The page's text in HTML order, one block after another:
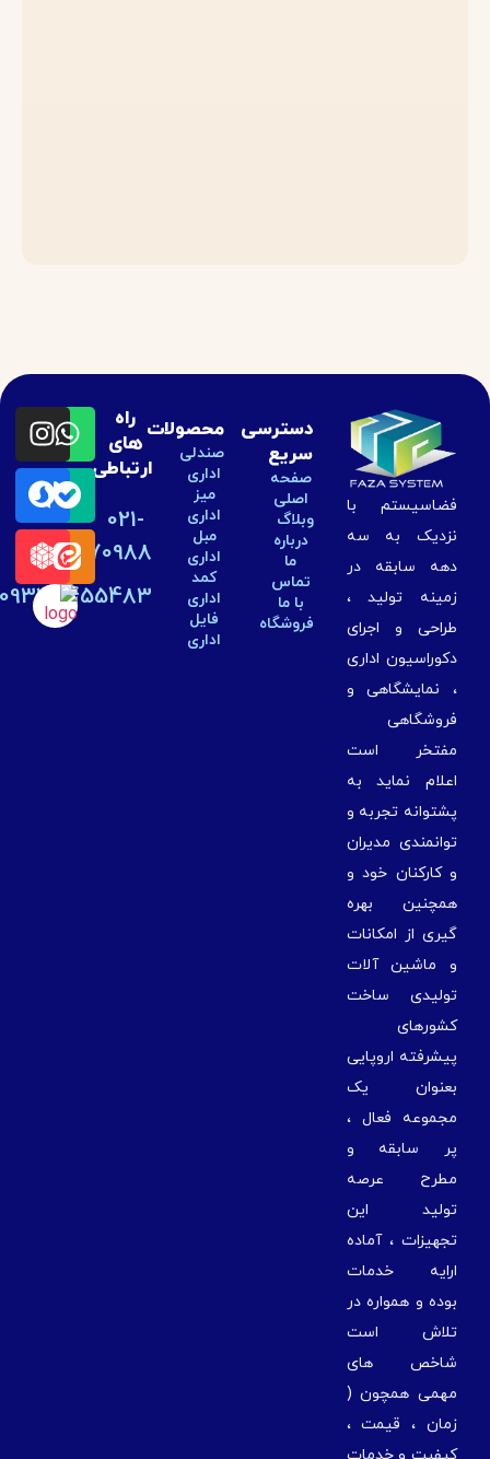
دسترسی
سریع
صفحه
اصلی
وبلاگ
درباره
تماس
فروشگاه
محصولات
صندلی
فضاسیستم با
نزدیک به سه
دهه سابقه در
زمینه تولید ،
طراحی و اجرای
دکوراسیون اداری
، نمایشگاهی و
فروشگاهی
مفتخر است
اعلام نماید به
پشتوانه تجربه و
توانمندی مدیران
و کارکنان خود و
همچنین بهره
گیری از امکانات
و ماشین آلات
تولیدی ساخت
کشورهای
پیشرفته اروپایی
بعنوان یک
مجموعه فعال ،
پر سابقه و
مطرح عرصه
تولید این
تجهیزات ، آماده
ارایه خدمات
بوده و همواره در
تلاش است
شاخص های
مهمی همچون (
زمان ، قیمت ،
راه
های
ارتباطی
021-
44270988
09334455483